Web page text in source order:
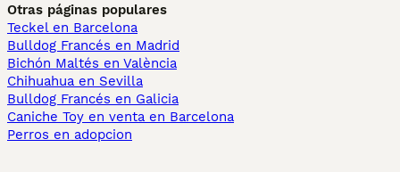
Otras páginas populares
Teckel en Barcelona
Bulldog Francés en Madrid
Bichón Maltés en València
Chihuahua en Sevilla
Bulldog Francés en Galicia
Caniche Toy en venta en Barcelona
Perros en adopcion